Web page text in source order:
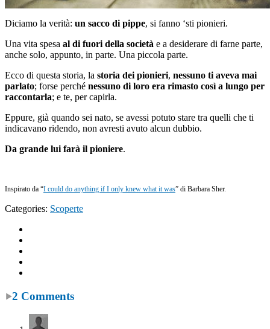
Diciamo la verità: un sacco di pippe, si fanno ‘sti pionieri.
Una vita spesa al di fuori della società e a desiderare di farne parte,
anche solo, appunto, in parte. Una piccola parte.
Ecco di questa storia, la storia dei pionieri, nessuno ti aveva mai
parlato; forse perché nessuno di loro era rimasto così a lungo per
raccontarla; e te, per capirla.
Eppure, già quando sei nato, se avessi potuto stare tra quelli che ti
indicavano ridendo, non avresti avuto alcun dubbio.
Da grande lui farà il pioniere.
Inspirato da “I could do anything if I only knew what it was” di Barbara Sher.
Categories: Scoperte
2 Comments